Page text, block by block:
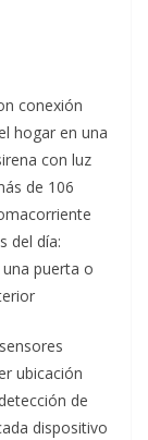
conexión
hogar en una
con luz
de 106
del día:
puerta o
ubicación
de
dispositivo